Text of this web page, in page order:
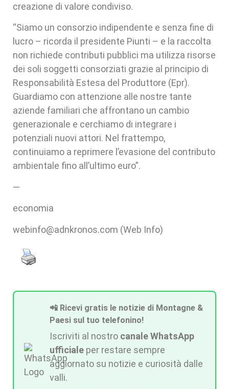
creazione di valore condiviso.
“Siamo un consorzio indipendente e senza fine di
lucro – ricorda il presidente Piunti – e la raccolta
non richiede contributi pubblici ma utilizza risorse
dei soli soggetti consorziati grazie al principio di
Responsabilità Estesa del Produttore (Epr).
Guardiamo con attenzione alle nostre tante
aziende familiari che affrontano un cambio
generazionale e cerchiamo di integrare i
potenziali nuovi attori. Nel frattempo,
continuiamo a reprimere l’evasione del contributo
ambientale fino all’ultimo euro”.
—
economia
webinfo@adnkronos.com (Web Info)
📲 Ricevi gratis le notizie di Montagne &
Paesi sul tuo telefonino!
Iscriviti al nostro canale WhatsApp
ufficiale per restare sempre
aggiornato su notizie e curiosità dalle
valli.